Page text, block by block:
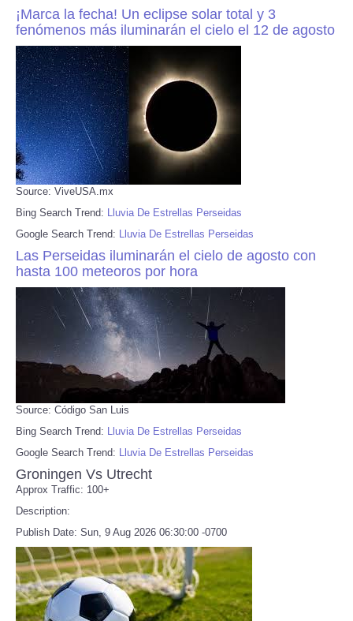
¡Marca la fecha! Un eclipse solar total y 3
fenómenos más iluminarán el cielo el 12 de agosto
Source: ViveUSA.mx
Bing Search Trend: Lluvia De Estrellas Perseidas
Google Search Trend: Lluvia De Estrellas Perseidas
Las Perseidas iluminarán el cielo de agosto con
hasta 100 meteoros por hora
Source: Código San Luis
Bing Search Trend: Lluvia De Estrellas Perseidas
Google Search Trend: Lluvia De Estrellas Perseidas
Groningen Vs Utrecht
Approx Traffic: 100+
Description:
Publish Date: Sun, 9 Aug 2026 06:30:00 -0700